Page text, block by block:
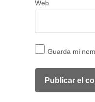
Web
Guarda mi